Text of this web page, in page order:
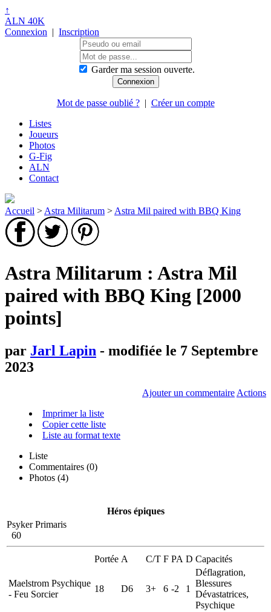
↑
ALN 40K
Connexion | Inscription
Garder ma session ouverte.
Mot de passe oublié ?| Créer un compte
Listes
Joueurs
Photos
G-Fig
ALN
Contact
Accueil > Astra Militarum > Astra Mil paired with BBQ King
Astra Militarum : Astra Mil
paired with BBQ King [2000
points]
par Jarl Lapin - modifiée le 7 Septembre
2023
Ajouter un commentaire Actions
Imprimer la liste
Copier cette liste
Liste au format texte
Liste
Commentaires (0)
Photos (4)
Héros épiques
Psyker Primaris
60
Portée A C/T F PA D Capacités
Maelstrom Psychique
- Feu Sorcier
18 D6 3+ 6 -2 1
Déflagration,
Blessures
Dévastatrices,
Psychique